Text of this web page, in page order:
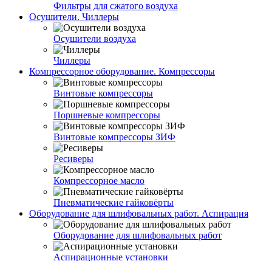
Фильтры для сжатого воздуха
Осушители. Чиллеры
Осушители воздуха
Чиллеры
Компрессорное оборудование. Компрессоры
Винтовые компрессоры
Поршневые компрессоры
Винтовые компрессоры ЗИФ
Ресиверы
Компрессорное масло
Пневматические гайковёрты
Оборудование для шлифовальных работ. Аспирация
Оборудование для шлифовальных работ
Аспирационные установки